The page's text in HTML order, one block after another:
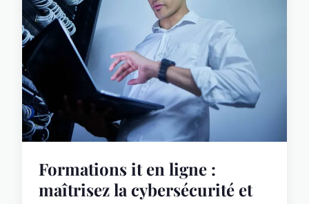
Formations it en ligne :
maîtrisez la cybersécurité et